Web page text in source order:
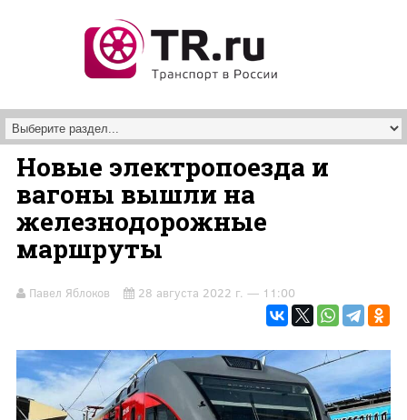
Новые электропоезда и
вагоны вышли на
железнодорожные
маршруты
Павел Яблоков 28 августа 2022 г. — 11:00